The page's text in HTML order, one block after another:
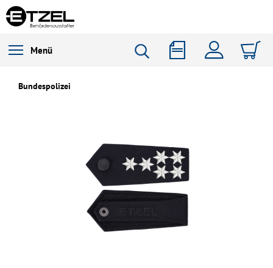
Menü
Bundespolizei